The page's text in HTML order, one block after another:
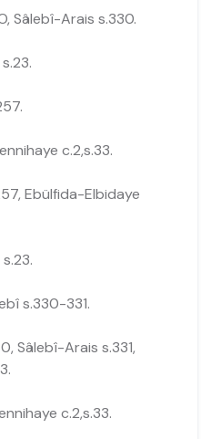
Sâlebî-Arais s.330.
c.2,s.33.
Ebülfida-Elbidaye
s.330-331.
Sâlebî-Arais s.331,
c.2,s.33.